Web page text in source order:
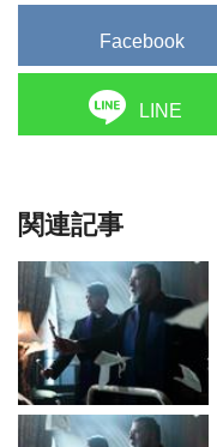
Facebook
LINE
関連記事